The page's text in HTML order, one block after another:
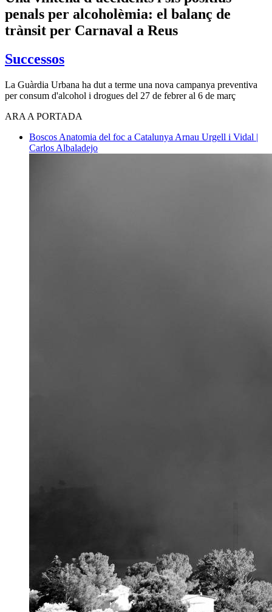
penals per alcoholèmia: el balanç de
trànsit per Carnaval a Reus
Successos
La Guàrdia Urbana ha dut a terme una nova campanya preventiva
per consum d'alcohol i drogues del 27 de febrer al 6 de març
ARA A PORTADA
Boscos Anatomia del foc a Catalunya Arnau Urgell i Vidal |
Carlos Albaladejo